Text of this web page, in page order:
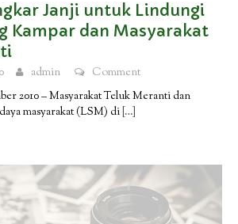
Janji untuk Lindungi
Kampar dan Masyarakat
admin
Comment
2010 – Masyarakat Teluk Meranti dan
masyarakat (LSM) di […]